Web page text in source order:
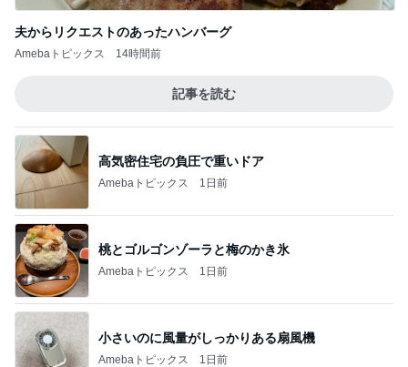
夫からリクエストのあったハンバーグ
Amebaトピックス 14時間前
記事を読む
高気密住宅の負圧で重いドア
Amebaトピックス 1日前
桃とゴルゴンゾーラと梅のかき氷
Amebaトピックス 1日前
小さいのに風量がしっかりある扇風機
Amebaトピックス 1日前